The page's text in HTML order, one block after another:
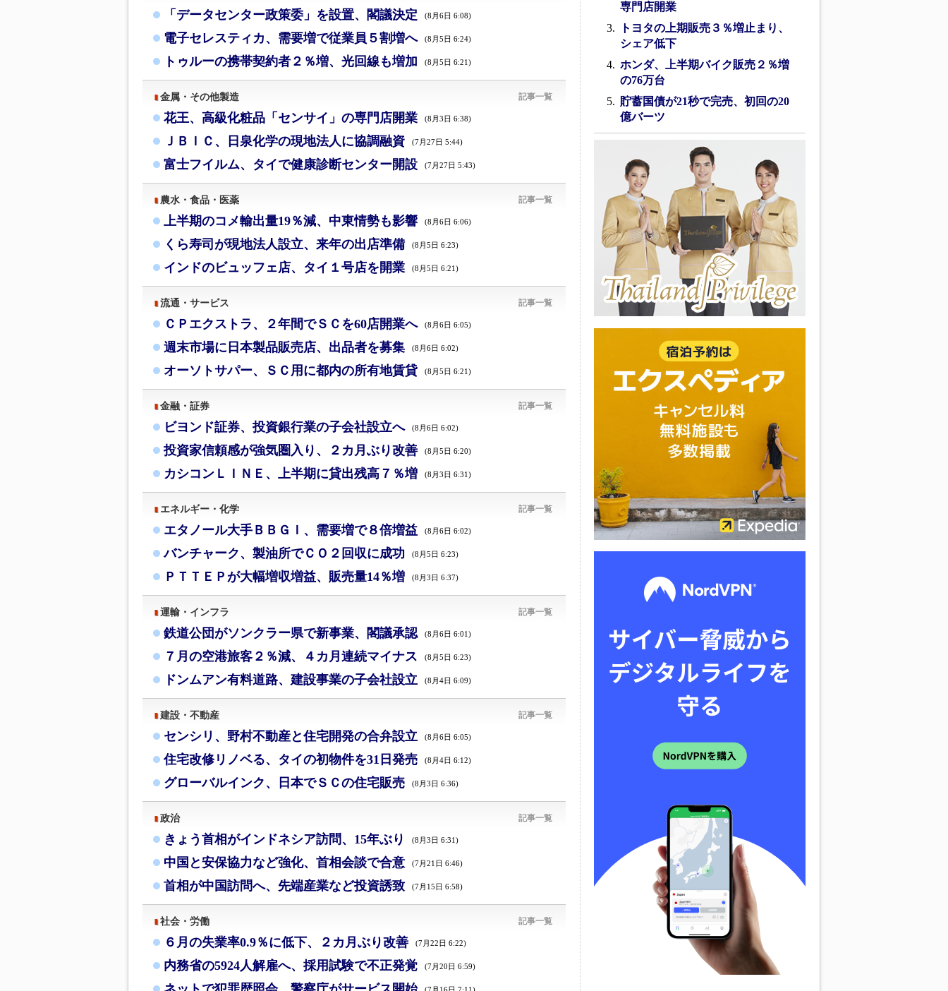
「データセンター政策委」を設置、閣議決定 (8月6日 6:08)
電子セレスティカ、需要増で従業員５割増へ (8月5日 6:24)
トゥルーの携帯契約者２％増、光回線も増加 (8月5日 6:21)
金属・その他製造 記事一覧
花王、高級化粧品「センサイ」の専門店開業 (8月3日 6:38)
ＪＢＩＣ、日泉化学の現地法人に協調融資 (7月27日 5:44)
富士フイルム、タイで健康診断センター開設 (7月27日 5:43)
農水・食品・医薬 記事一覧
上半期のコメ輸出量19％減、中東情勢も影響 (8月6日 6:06)
くら寿司が現地法人設立、来年の出店準備 (8月5日 6:23)
インドのビュッフェ店、タイ１号店を開業 (8月5日 6:21)
流通・サービス 記事一覧
ＣＰエクストラ、２年間でＳＣを60店開業へ (8月6日 6:05)
週末市場に日本製品販売店、出品者を募集 (8月6日 6:02)
オーソトサパー、ＳＣ用に都内の所有地賃貸 (8月5日 6:21)
金融・証券 記事一覧
ビヨンド証券、投資銀行業の子会社設立へ (8月6日 6:02)
投資家信頼感が強気圏入り、２カ月ぶり改善 (8月5日 6:20)
カシコンＬＩＮＥ、上半期に貸出残高７％増 (8月3日 6:31)
エネルギー・化学 記事一覧
エタノール大手ＢＢＧＩ、需要増で８倍増益 (8月6日 6:02)
バンチャーク、製油所でＣＯ２回収に成功 (8月5日 6:23)
ＰＴＴＥＰが大幅増収増益、販売量14％増 (8月3日 6:37)
運輸・インフラ 記事一覧
鉄道公団がソンクラー県で新事業、閣議承認 (8月6日 6:01)
７月の空港旅客２％減、４カ月連続マイナス (8月5日 6:23)
ドンムアン有料道路、建設事業の子会社設立 (8月4日 6:09)
建設・不動産 記事一覧
センシリ、野村不動産と住宅開発の合弁設立 (8月6日 6:05)
住宅改修リノベる、タイの初物件を31日発売 (8月4日 6:12)
グローバルインク、日本でＳＣの住宅販売 (8月3日 6:36)
政治 記事一覧
きょう首相がインドネシア訪問、15年ぶり (8月3日 6:31)
中国と安保協力など強化、首相会談で合意 (7月21日 6:46)
首相が中国訪問へ、先端産業など投資誘致 (7月15日 6:58)
社会・労働 記事一覧
６月の失業率0.9％に低下、２カ月ぶり改善 (7月22日 6:22)
内務省の5924人解雇へ、採用試験で不正発覚 (7月20日 6:59)
専門店開業
トヨタの上期販売３％増止まり、
シェア低下
ホンダ、上半期バイク販売２％増
の76万台
貯蓄国債が21秒で完売、初回の20
億バーツ